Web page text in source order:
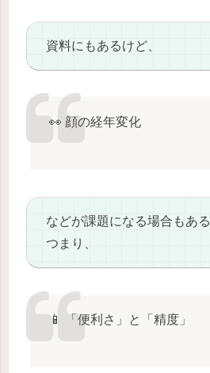
資料にもあるけど、
👀 顔の経年変化
などが課題になる場合もある
つまり、
📱 「便利さ」と「精度」